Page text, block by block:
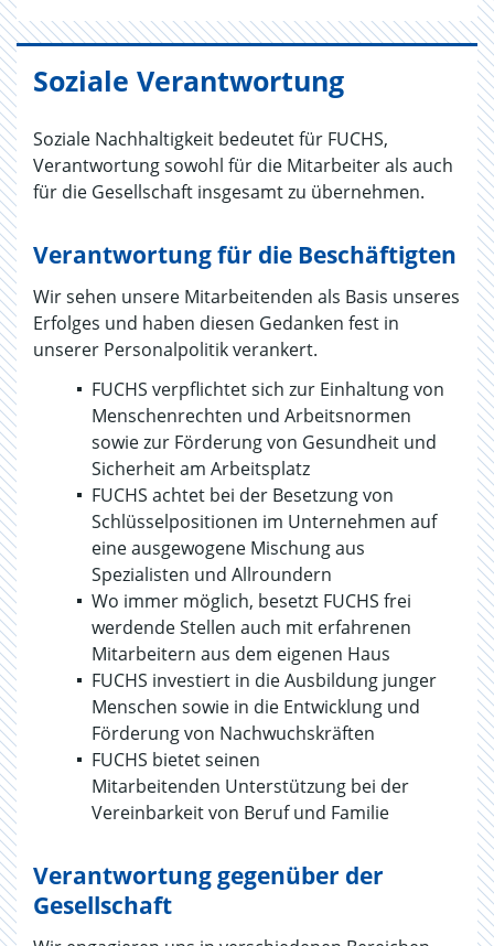
Soziale Verantwortung
Soziale Nachhaltigkeit bedeutet für FUCHS,
Verantwortung sowohl für die Mitarbeiter als auch
für die Gesellschaft insgesamt zu übernehmen.
Verantwortung für die Beschäftigten
Wir sehen unsere Mitarbeitenden als Basis unseres
Erfolges und haben diesen Gedanken fest in
unserer Personalpolitik verankert.
FUCHS verpflichtet sich zur Einhaltung von
Menschenrechten und Arbeitsnormen
sowie zur Förderung von Gesundheit und
Sicherheit am Arbeitsplatz
FUCHS achtet bei der Besetzung von
Schlüsselpositionen im Unternehmen auf
eine ausgewogene Mischung aus
Spezialisten und Allroundern
Wo immer möglich, besetzt FUCHS frei
werdende Stellen auch mit erfahrenen
Mitarbeitern aus dem eigenen Haus
FUCHS investiert in die Ausbildung junger
Menschen sowie in die Entwicklung und
Förderung von Nachwuchskräften
FUCHS bietet seinen
Mitarbeitenden Unterstützung bei der
Vereinbarkeit von Beruf und Familie
Verantwortung gegenüber der
Gesellschaft